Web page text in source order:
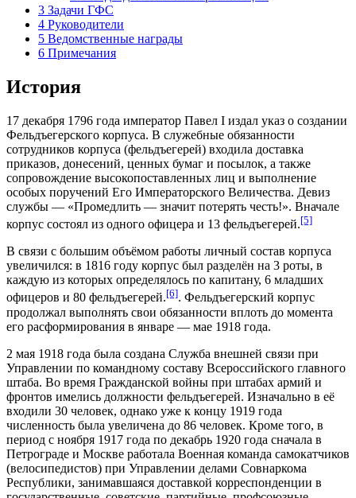
3 Задачи ГФС
4 Руководители
5 Ведомственные награды
6 Примечания
История
17 декабря 1796 года император Павел I издал указ о создании
Фельдъегерского корпуса. В служебные обязанности
сотрудников корпуса (фельдъегерей) входила доставка
приказов, донесений, ценных бумаг и посылок, а также
сопровождение высокопоставленных лиц и выполнение
особых поручений Его Императорского Величества. Девиз
службы — «Промедлить — значит потерять честь!». Вначале
корпус состоял из одного офицера и 13 фельдъегерей.[5]
В связи с большим объёмом работы личный состав корпуса
увеличился: в 1816 году корпус был разделён на 3 роты, в
каждую из которых определялось по капитану, 6 младших
офицеров и 80 фельдъегерей.[6]. Фельдъегерский корпус
продолжал выполнять свои обязанности вплоть до момента
его расформирования в январе — мае 1918 года.
2 мая 1918 года была создана Служба внешней связи при
Управлении по командному составу Всероссийского главного
штаба. Во время Гражданской войны при штабах армий и
фронтов имелись должности фельдъегерей. Изначально в её
входили 30 человек, однако уже к концу 1919 года
численность была увеличена до 86 человек. Кроме того, в
период с ноября 1917 года по декабрь 1920 года сначала в
Петрограде и Москве работала Военная команда самокатчиков
(велосипедистов) при Управлении делами Совнаркома
Республики, занимавшаяся доставкой корреспонденции в